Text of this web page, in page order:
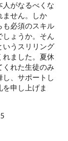
人がなるべくな
ません。しか
も必須のスキル
しょうか。そん
いうスリリング
れました。夏休
くれた生徒のみ
、サポートし
申し上げま